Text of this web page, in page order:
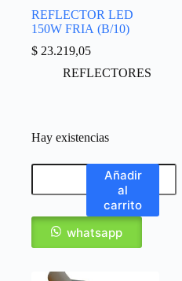
REFLECTOR LED
150W FRIA (B/10)
$ 23.219,05
REFLECTORES
Hay existencias
Añadir
al
carrito
whatsapp